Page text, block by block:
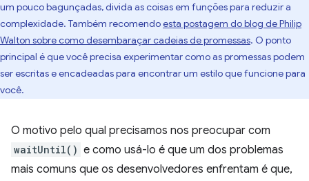
um pouco bagunçadas, divida as coisas em funções para reduzir a
complexidade. Também recomendoesta postagem do blog de Philip
Walton sobre como desembaraçar cadeias de promessas. O ponto
principal é que você precisa experimentar como as promessas podem
ser escritas e encadeadas para encontrar um estilo que funcione para
você.
O motivo pelo qual precisamos nos preocupar com
waitUntil() e como usá-lo é que um dos problemas
mais comuns que os desenvolvedores enfrentam é que,